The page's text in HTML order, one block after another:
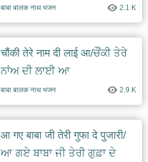
बाबा बालक नाथ भजन 2.1 K
चौंकी तेरे नाम दी लाई आ/ਚੌਂਕੀ ਤੇਰੇ
ਨਾਂਅ ਦੀ ਲਾਈ ਆ
बाबा बालक नाथ भजन 2.9 K
आ गए बाबा जी तेरी गुफा दे पुजारी/
ਆ ਗਏ ਬਾਬਾ ਜੀ ਤੇਰੀ ਗੁਫ਼ਾ ਦੇ